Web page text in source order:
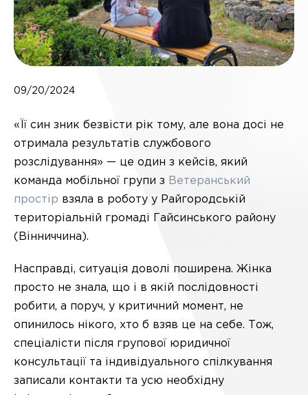
09/20/2024
«Її син зник безвісти рік тому, але вона досі не
отримала результатів службового
розслідування» — це один з кейсів, який
команда мобільної групи з Ветеранський
простір взяла в роботу у Райгородській
територіальній громаді Гайсинського району
(Вінниччина).
Насправді, ситуація доволі поширена. Жінка
просто не знала, що і в якій послідовності
робити, а поруч, у критичний момент, не
опинилось нікого, хто б взяв це на себе. Тож,
спеціалісти після групової юридичної
консультації та індивідуального спілкування
записали контакти та усю необхідну